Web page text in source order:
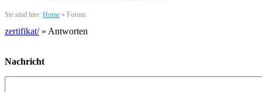
Sie sind hier: Home » Forum
zertifikat/» Antworten
Nachricht